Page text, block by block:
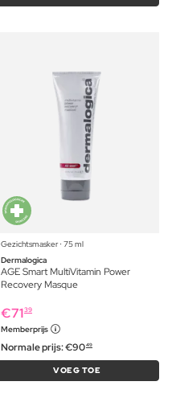
Gezichtsmasker ⋅ 75 ml
Dermalogica
AGE Smart MultiVitamin Power
Recovery Masque
€7139
Memberprijs
Normale prijs:€9049
VOEG TOE